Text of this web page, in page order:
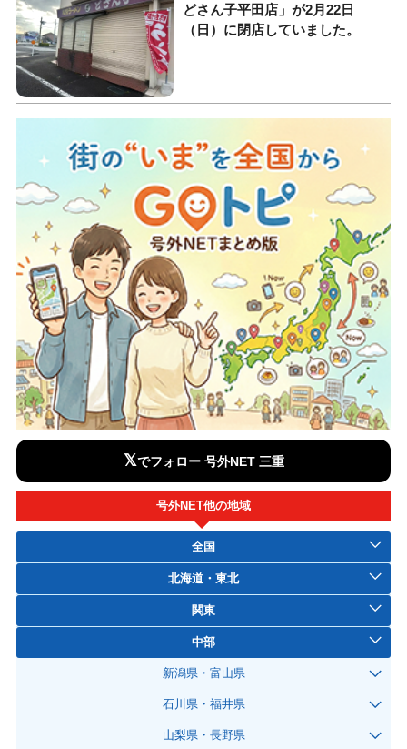
どさん子平田店」が2月22日
（日）に閉店していました。
𝕏でフォロー 号外NET 三重
号外NET他の地域
全国
北海道・東北
関東
中部
新潟県・富山県
石川県・福井県
山梨県・長野県